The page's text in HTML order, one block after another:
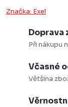
Značka: Exel
Doprava
Při nákupu
Včasné
Většina